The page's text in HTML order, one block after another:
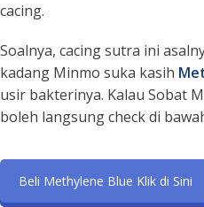
cacing.
Soalnya, cacing sutra ini
kadang Minmo suka kasih
usir bakterinya. Kalau Sobat
boleh langsung check di
Beli Methylene Blue Klik di Sini